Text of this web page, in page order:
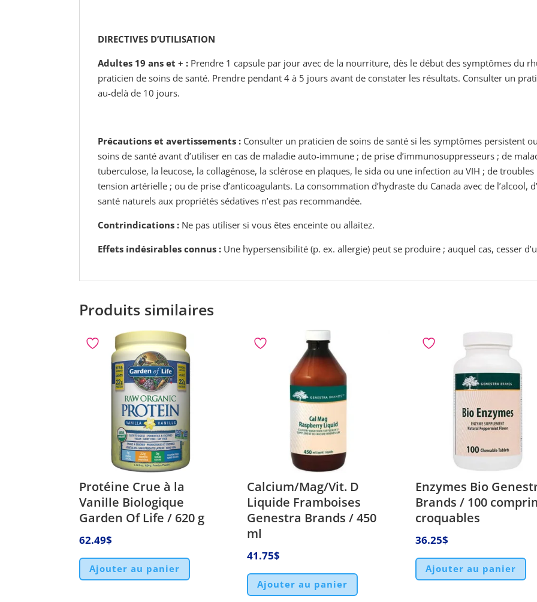
DIRECTIVES D’UTILISATION
Adultes 19 ans et + : Prendre 1 capsule par jour avec de la nourriture, dès le début des symptômes du
praticien de soins de santé. Prendre pendant 4 à 5 jours avant de constater les résultats. Consulter un
au-delà de 10 jours.
Précautions et avertissements : Consulter un praticien de soins de santé si les symptômes persistent
soins de santé avant d’utiliser en cas de maladie auto-immune ; de prise d’immunosuppresseurs ; de
tuberculose, la leucose, la collagénose, la sclérose en plaques, le sida ou une infection au VIH ; de
tension artérielle ; ou de prise d’anticoagulants. La consommation d’hydraste du Canada avec de
santé naturels aux propriétés sédatives n’est pas recommandée.
Contrindications : Ne pas utiliser si vous êtes enceinte ou allaitez.
Effets indésirables connus : Une hypersensibilité (p. ex. allergie) peut se produire ; auquel cas, cesser
Produits similaires
Protéine Crue à la
Vanille Biologique
Garden Of Life / 620 g
62.49$
Ajouter au panier
Calcium/Mag/Vit. D
Liquide Framboises
Genestra Brands / 450
ml
41.75$
Ajouter au panier
Enzymes Bio
Brands / 100
croquables
36.25$
Ajouter au panier